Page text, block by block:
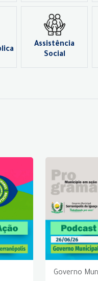
Assistência
Social
Governo